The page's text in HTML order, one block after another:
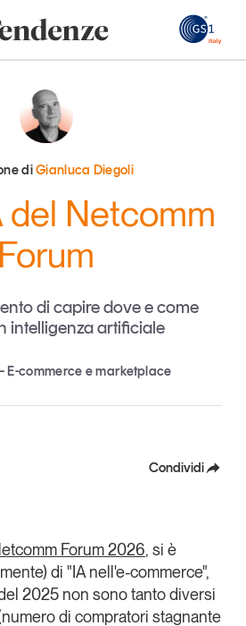
diGianluca Diegoli
del Netcomm
Forum
di capire dove e come
intelligenza artificiale
E-commerce e marketplace
Condividi
Linkedin
Forum 2026, si è
di "IA nell'e-commerce",
2025 non sono tanto diversi
di compratori stagnante